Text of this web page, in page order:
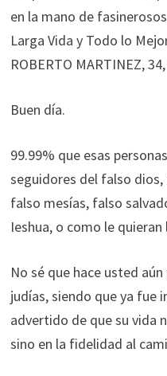
en la mano de
Larga Vida y Todo lo
ROBERTO MARTINEZ,
Buen día.
99.99% que esas
seguidores del falso
falso mesías, falso
Ieshua, o como le quieran
No sé que hace usted
judías, siendo que ya fue
advertido de que su vida
sino en la fidelidad al